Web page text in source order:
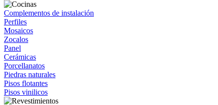
Complementos de instalación
Perfiles
Mosaicos
Zocalos
Panel
Cerámicas
Porcellanatos
Piedras naturales
Pisos flotantes
Pisos vinilicos